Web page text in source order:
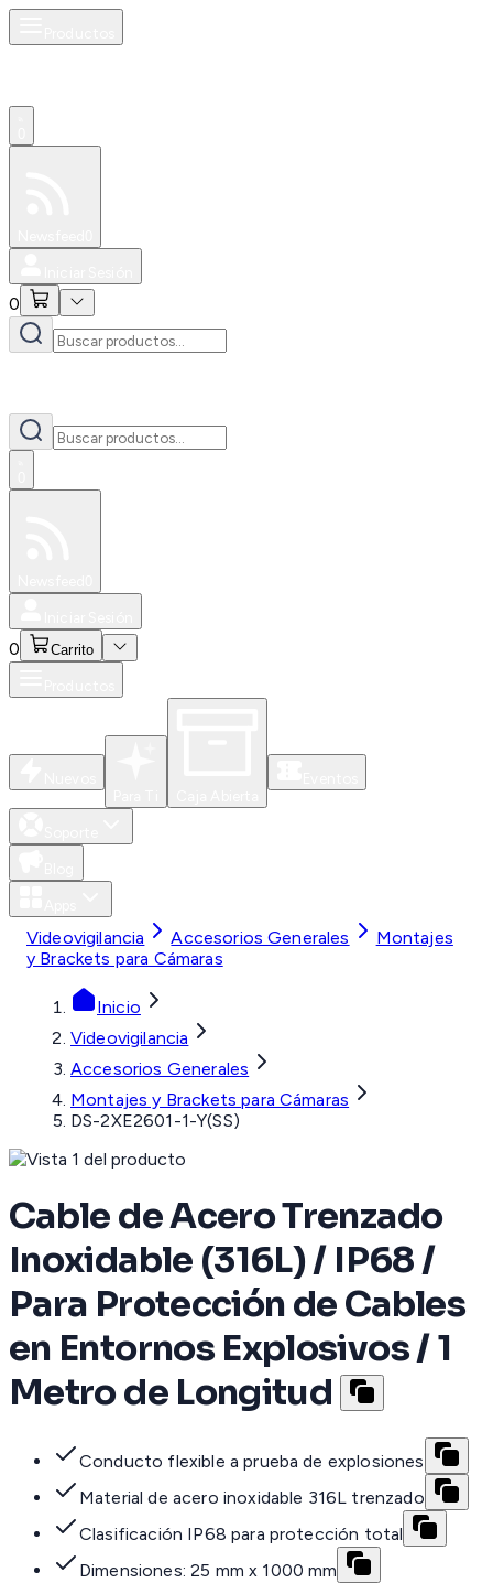
0
0 Carrito
Videovigilancia Accesorios Generales
Montajes
y Brackets para Cámaras
Inicio
Videovigilancia
Accesorios Generales
Montajes y Brackets para Cámaras
DS-2XE2601-1-Y(SS)
Cable de Acero Trenzado
Inoxidable (316L) / IP68 /
Para Protección de Cables
en Entornos Explosivos / 1
Metro de Longitud
Conducto flexible a prueba de explosiones
Material de acero inoxidable 316L trenzado
Clasificación IP68 para protección total
Dimensiones: 25 mm x 1000 mm